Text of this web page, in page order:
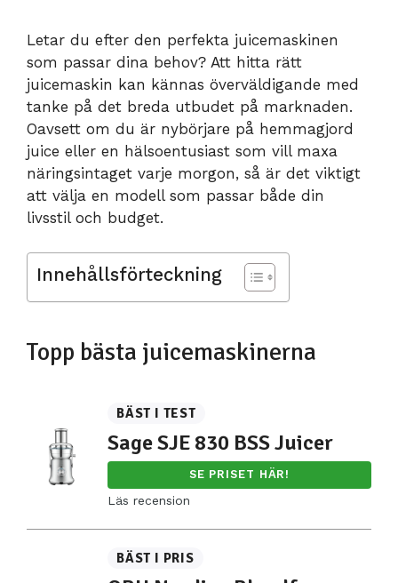
Letar du efter den perfekta juicemaskinen
som passar dina behov? Att hitta rätt
juicemaskin kan kännas överväldigande med
tanke på det breda utbudet på marknaden.
Oavsett om du är nybörjare på hemmagjord
juice eller en hälsoentusiast som vill maxa
näringsintaget varje morgon, så är det viktigt
att välja en modell som passar både din
livsstil och budget.
Innehållsförteckning
Topp bästa juicemaskinerna
BÄST I TEST
Sage SJE 830 BSS Juicer
SE PRISET HÄR!
Läs recension
BÄST I PRIS